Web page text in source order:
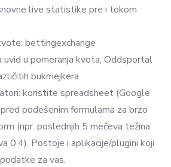
live statistike pre i tokom
bettingexchange
uvid u pomeranja kvota, Oddsportal
bukmejkera.
koristite spreadsheet (Google
podešenim formulama za brzo
(npr. poslednjih 5 mečeva težina
0.4). Postoje i aplikacije/plugini koji
za vas.